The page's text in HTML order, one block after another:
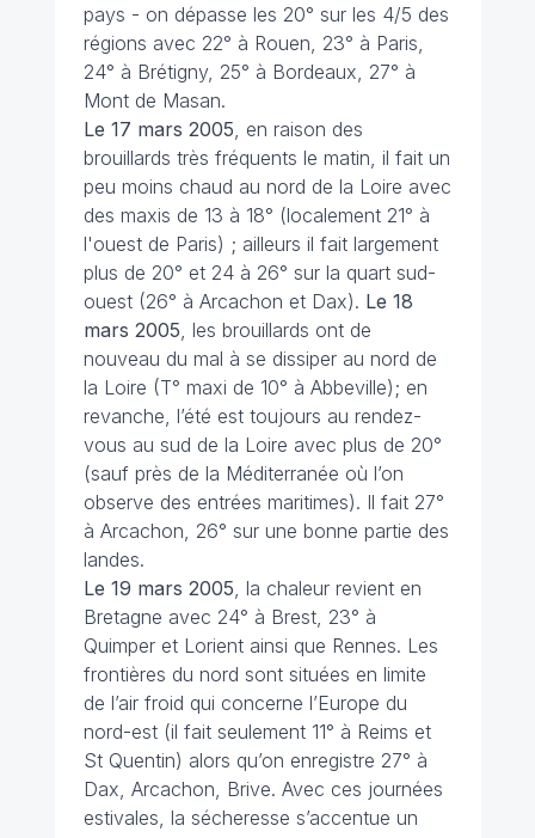
pays - on dépasse les 20° sur les 4/5 des
régions avec 22° à Rouen, 23° à Paris,
24° à Brétigny, 25° à Bordeaux, 27° à
Mont de Masan.
Le 17 mars 2005 , en raison des
brouillards très fréquents le matin, il fait un
peu moins chaud au nord de la Loire avec
des maxis de 13 à 18° (localement 21° à
l'ouest de Paris) ; ailleurs il fait largement
plus de 20° et 24 à 26° sur la quart sud-
ouest (26° à Arcachon et Dax). Le 18
mars 2005 , les brouillards ont de
nouveau du mal à se dissiper au nord de
la Loire (T° maxi de 10° à Abbeville); en
revanche, l’été est toujours au rendez-
vous au sud de la Loire avec plus de 20°
(sauf près de la Méditerranée où l’on
observe des entrées maritimes). Il fait 27°
à Arcachon, 26° sur une bonne partie des
landes.
Le 19 mars 2005 , la chaleur revient en
Bretagne avec 24° à Brest, 23° à
Quimper et Lorient ainsi que Rennes. Les
frontières du nord sont situées en limite
de l’air froid qui concerne l’Europe du
nord-est (il fait seulement 11° à Reims et
St Quentin) alors qu’on enregistre 27° à
Dax, Arcachon, Brive. Avec ces journées
estivales, la sécheresse s’accentue un